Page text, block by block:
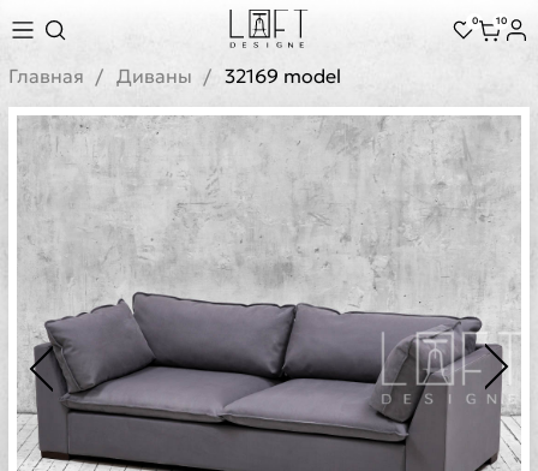
0 10
Главная Диваны 32169 model